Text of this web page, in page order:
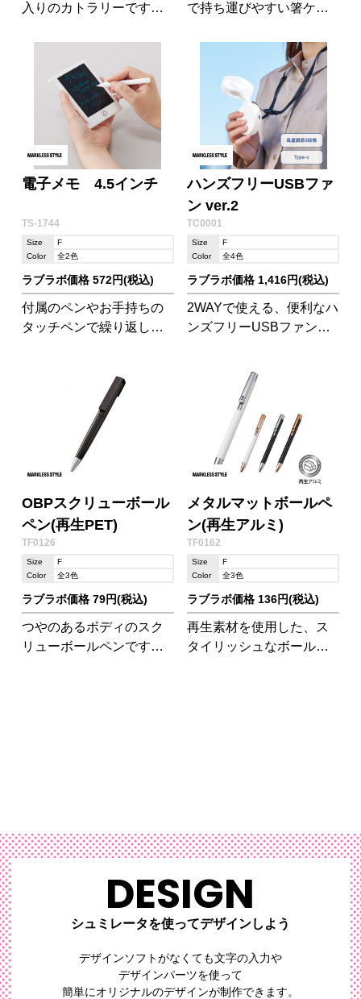
入りのカトラリーです。
トなため、カバンの中で
かさばることなくでさっ
と取り出せます。
で持ち運びやすい箸ケー
電子メモ 4.5インチ
TS-1744
Size
F
Color
全2色
ラブラボ価格 572円(税込)
付属のペンやお手持ちの
タッチペンで繰り返し書
ハンズフリーUSBファ
ン ver.2
TC0001
Size
F
Color
全4色
ラブラボ価格 1,416円(税込)
2WAYで使える、便利なハ
ンズフリーUSBファンで
仕様です。
OBPスクリューボール
ペン(再生PET)
TF0126
Size
F
Color
全3色
ラブラボ価格 79円(税込)
つやのあるボディのスク
リューボールペンです。
メタルマットボールペ
ン(再生アルミ)
TF0162
Size
F
Color
全3色
ラブラボ価格 136円(税込)
再生素材を使用した、ス
タイリッシュなボールペ
DESIGN
シュミレータを使ってデザインしよう
デザインソフトがなくても文字の入力や
デザインパーツを使って
簡単にオリジナルのデザインが制作できます。